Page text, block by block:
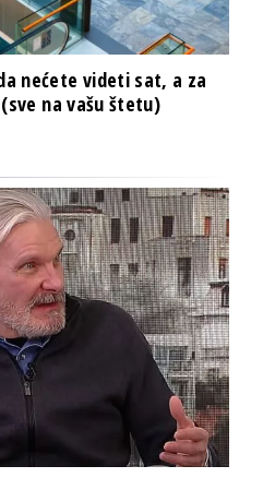
nećete videti sat, a za
na vašu štetu)